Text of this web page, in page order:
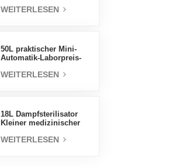
professionelle Fabrik-
WEITERLESEN
50L praktischer Mini-
Automatik-Laborpreis-
WEITERLESEN
18L Dampfsterilisator
Kleiner medizinischer
Autoklav
WEITERLESEN